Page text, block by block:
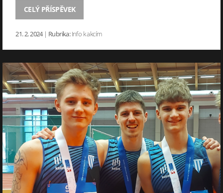
CELÝ PŘÍSPĚVEK
21. 2. 2024 | Rubrika: Info k akcím